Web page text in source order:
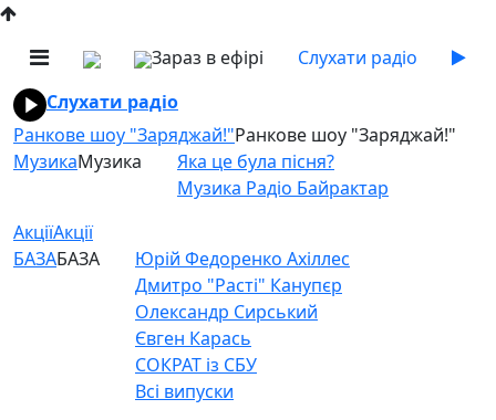
Зараз в ефірі
Слухати радіо
Слухати радіо
Ранкове шоу "Заряджай!"Ранкове шоу "Заряджай!"
МузикаМузика
Яка це була пісня?
Музика Радіо Байрактар
АкціїАкції
БАЗАБАЗА
Юрій Федоренко Ахіллес
Дмитро "Расті" Канупєр
Олександр Сирський
Євген Карась
СОКРАТ із СБУ
Всі випуски